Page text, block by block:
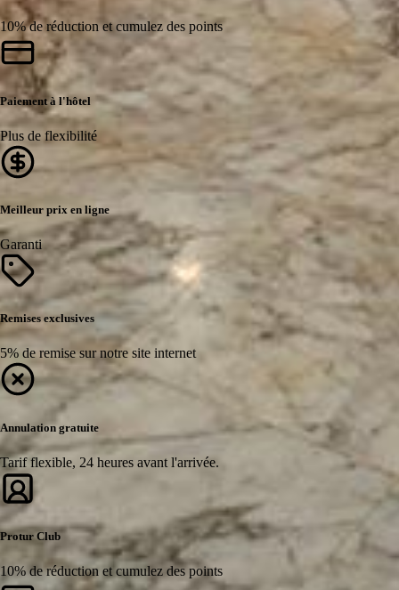
10% de réduction et cumulez des points
Paiement à l'hôtel
Plus de flexibilité
Meilleur prix en ligne
Garanti
Remises exclusives
5% de remise sur notre site internet
Annulation gratuite
Tarif flexible, 24 heures avant l'arrivée.
Protur Club
10% de réduction et cumulez des points